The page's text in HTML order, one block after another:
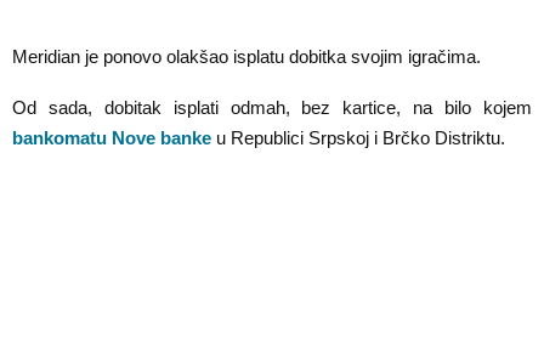
Meridian je ponovo olakšao isplatu dobitka svojim igračima.
Od sada, dobitak isplati odmah, bez kartice, na bilo kojem
bankomatu Nove banke u Republici Srpskoj i Brčko Distriktu.